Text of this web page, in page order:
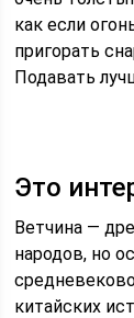
как если
пригорать
Подавать
Это
Ветчина —
народов, но
китайских